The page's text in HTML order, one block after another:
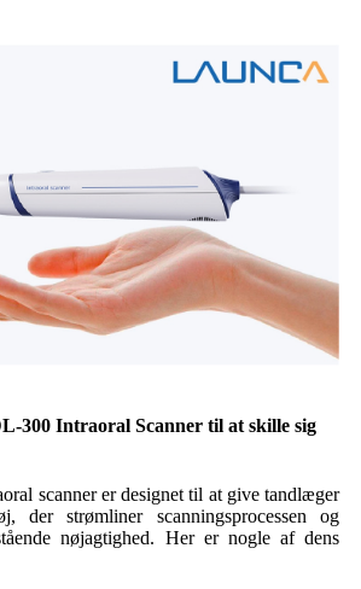
300 Intraoral Scanner til at skille sig
scanner er designet til at give tandlæger
der strømliner scanningsprocessen og
nøjagtighed. Her er nogle af dens